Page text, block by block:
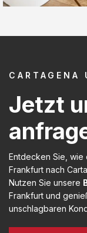
CARTAGENA
Jetzt
Entdecken Sie, wie
Frankfurt nach
Nutzen Sie unsere
Frankfurt und
unschlagbaren